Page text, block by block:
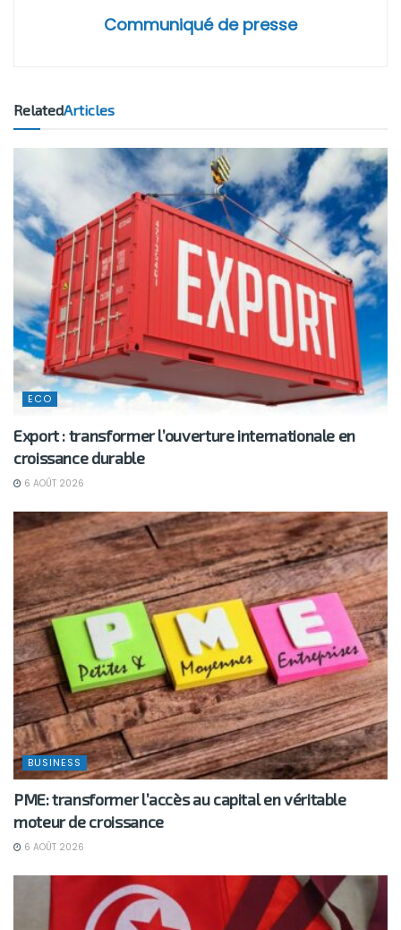
Communiqué de presse
RelatedArticles
ECO
Export : transformer l’ouverture internationale en
croissance durable
6 AOÛT 2026
BUSINESS
PME: transformer l’accès au capital en véritable
moteur de croissance
6 AOÛT 2026